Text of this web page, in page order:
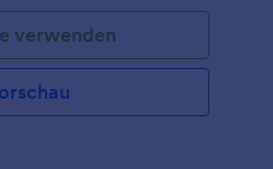
jedoch das Paypal-
andere Zahlungsportale
Square, usw. ersetzen.
ermöglicht es Ihnen,
ihre Preise zu
verwenden